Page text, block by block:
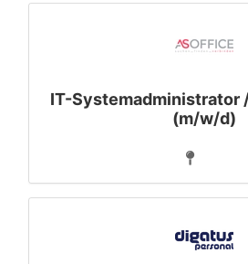
IT-Systemadministrator
(m/w/d)